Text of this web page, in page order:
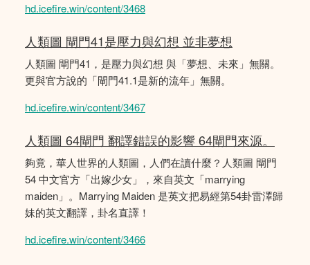
hd.icefire.win/content/3468
人類圖 閘門41是壓力與幻想 並非夢想
人類圖 閘門41，是壓力與幻想 與「夢想、未來」無關。
更與官方說的「閘門41.1是新的流年」無關。
hd.icefire.win/content/3467
人類圖 64閘門 翻譯錯誤的影響 64閘門來源。
夠竟，華人世界的人類圖，人們在讀什麼？人類圖 閘門
54 中文官方「出嫁少女」，來自英文「marrying
maiden」。Marrying Maiden 是英文把易經第54卦雷澤歸
妹的英文翻譯，卦名直譯！
hd.icefire.win/content/3466